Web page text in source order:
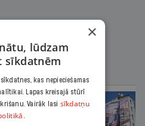
nesodīta par
×
lūdzam
sīkdatnēm
kas nepieciešamas
Lapas kreisajā stūrī
Vairāk lasi sīkdatņu